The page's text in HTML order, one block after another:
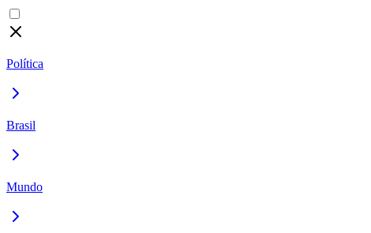
Política
Brasil
Mundo